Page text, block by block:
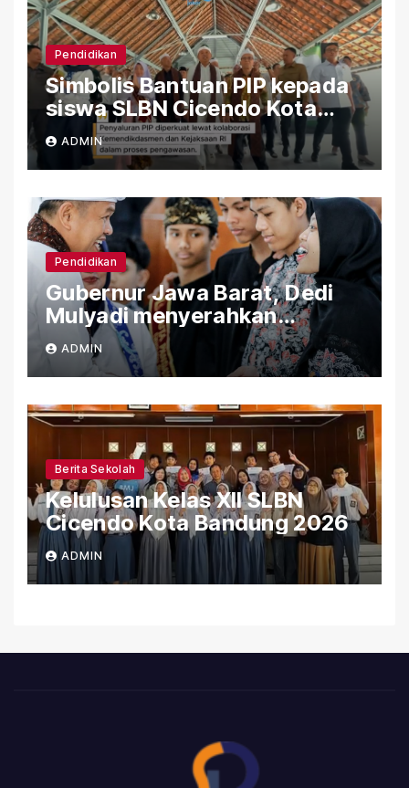
Pendidikan
Simbolis Bantuan PIP kepada
siswa SLBN Cicendo Kota
Bandung
ADMIN
Pendidikan
Gubernur Jawa Barat, Dedi
Mulyadi menyerahkan
Bantuan (PIP) Kepada Siswa
SLBN Cicendo Kota Bandung
ADMIN
Berita Sekolah
Kelulusan Kelas XII SLBN
Cicendo Kota Bandung 2026
ADMIN